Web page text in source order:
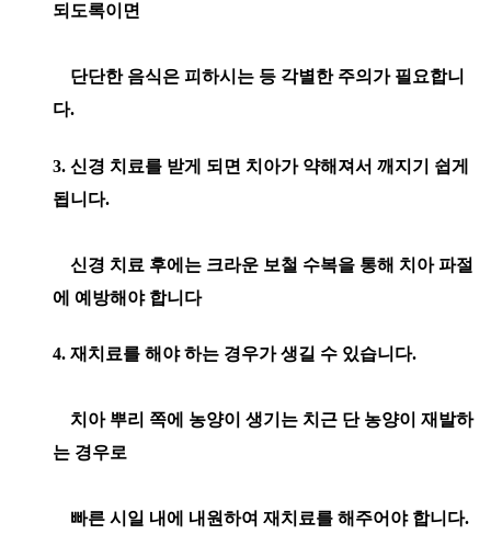
되도록이면
단단한 음식은 피하시는 등 각별한 주의가 필요합니
다.
3. 신경 치료를 받게 되면 치아가 약해져서 깨지기 쉽게
됩니다.
신경 치료 후에는 크라운 보철 수복을 통해 치아 파절
에 예방해야 합니다
4. 재치료를 해야 하는 경우가 생길 수 있습니다.
치아 뿌리 쪽에 농양이 생기는 치근 단 농양이 재발하
는 경우로
빠른 시일 내에 내원하여 재치료를 해주어야 합니다.